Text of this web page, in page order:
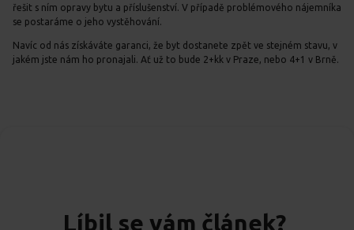
řešit s ním opravy bytu a příslušenství. V případě problémového nájemníka
se postaráme o jeho vystěhování.
Navíc od nás získáváte garanci, že byt dostanete zpět ve stejném stavu, v
jakém jste nám ho pronajali. Ať už to bude 2+kk v Praze, nebo 4+1 v Brně.
Líbil se vám článek?